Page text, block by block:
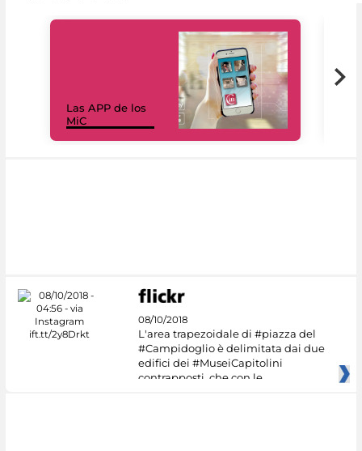
Las APP de los
MiC
08/10/2018
L'area trapezoidale di #piazza del
#Campidoglio è delimitata dai due
edifici dei #MuseiCapitolini
contrapposti, che con le